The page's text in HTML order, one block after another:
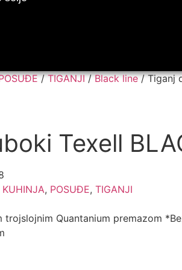
/TIGANJI/Black line/ Tiganj
Texell
KUHINJA, POSUĐE, TIGANJI
trojslojnim Quantanium premazom